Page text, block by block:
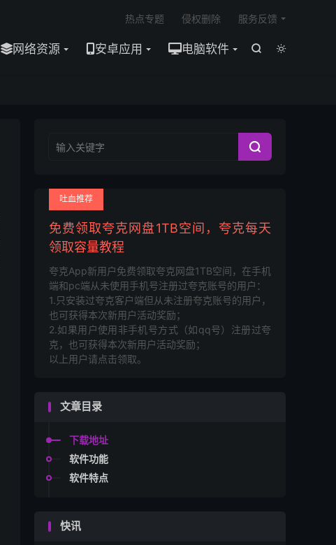


网络资源 安卓应用 电脑软件
热点专题 侵权删除 服务反馈

吐血推荐
免费领取夸克网盘1TB空间，夸克每天
领取容量教程
夸克App新用户免费领取夸克网盘1TB空间，在手机
端和pc端从未使用手机号注册过夸克账号的用户：
1.只安装过夸克客户端但从未注册夸克账号的用户，
也可获得本次新用户活动奖励；
2.如果用户使用非手机号方式（如qq号）注册过夸
克，也可获得本次新用户活动奖励；
以上用户请点击领取。
文章目录
下载地址
软件功能
软件特点
快讯